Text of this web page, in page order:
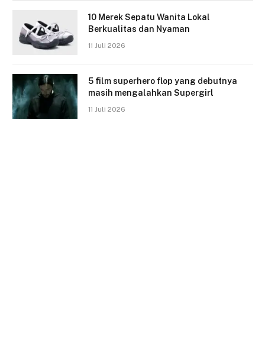
10 Merek Sepatu Wanita Lokal
Berkualitas dan Nyaman
11 Juli 2026
5 film superhero flop yang debutnya
masih mengalahkan Supergirl
11 Juli 2026